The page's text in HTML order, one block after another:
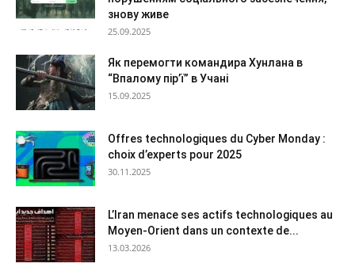
знову живе
25.09.2025
Як перемогти командира Хунлана в
“Впалому пір’ї” в Учані
15.09.2025
Offres technologiques du Cyber ​​Monday :
choix d’experts pour 2025
30.11.2025
L’Iran menace ses actifs technologiques au
Moyen-Orient dans un contexte de...
13.03.2026